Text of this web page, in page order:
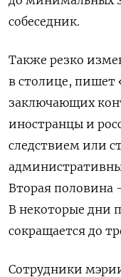
собеседник.
Также резко
в столице, пишет
заключающих
иностранцы и
следствием или
Вторая половина
В некоторые дни
сокращается до
Сотрудники